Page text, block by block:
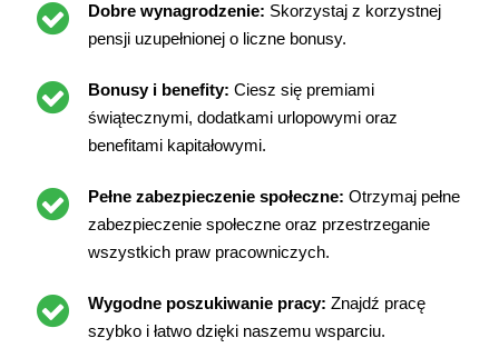
Dobre wynagrodzenie: Skorzystaj z korzystnej
pensji uzupełnionej o liczne bonusy.
Bonusy i benefity: Ciesz się premiami
świątecznymi, dodatkami urlopowymi oraz
benefitami kapitałowymi.
Pełne zabezpieczenie społeczne: Otrzymaj pełne
zabezpieczenie społeczne oraz przestrzeganie
wszystkich praw pracowniczych.
Wygodne poszukiwanie pracy: Znajdź pracę
szybko i łatwo dzięki naszemu wsparciu.